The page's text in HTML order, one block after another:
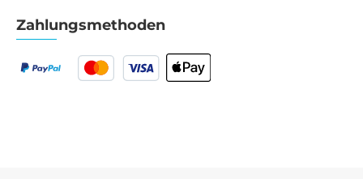
Zahlungsmethoden